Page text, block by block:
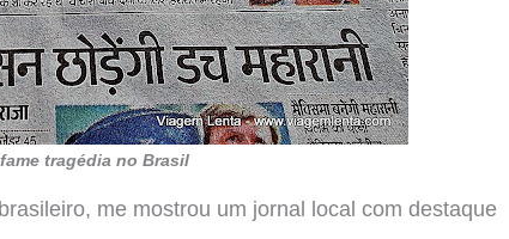
tragédia no Brasil
me mostrou um jornal local com destaque